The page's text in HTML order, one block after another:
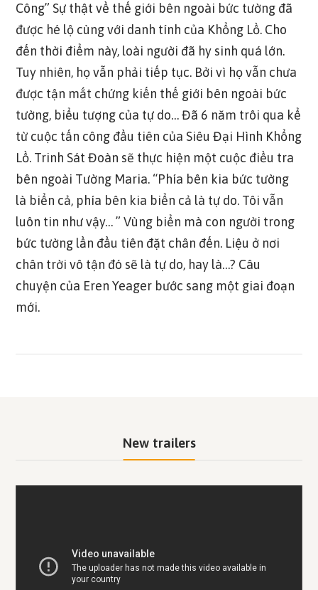
Công” Sự thật về thế giới bên ngoài bức tường đã
được hé lộ cùng với danh tính của Khổng Lồ. Cho
đến thời điểm này, loài người đã hy sinh quá lớn.
Tuy nhiên, họ vẫn phải tiếp tục. Bởi vì họ vẫn chưa
được tận mắt chứng kiến thế giới bên ngoài bức
tường, biểu tượng của tự do… Đã 6 năm trôi qua kể
từ cuộc tấn công đầu tiên của Siêu Đại Hình Khổng
Lồ. Trinh Sát Đoàn sẽ thực hiện một cuộc điều tra
bên ngoài Tường Maria. “Phía bên kia bức tường
là biển cả, phía bên kia biển cả là tự do. Tôi vẫn
luôn tin như vậy… ” Vùng biển mà con người trong
bức tường lần đầu tiên đặt chân đến. Liệu ở nơi
chân trời vô tận đó sẽ là tự do, hay là…? Câu
chuyện của Eren Yeager bước sang một giai đoạn
mới.
New trailers